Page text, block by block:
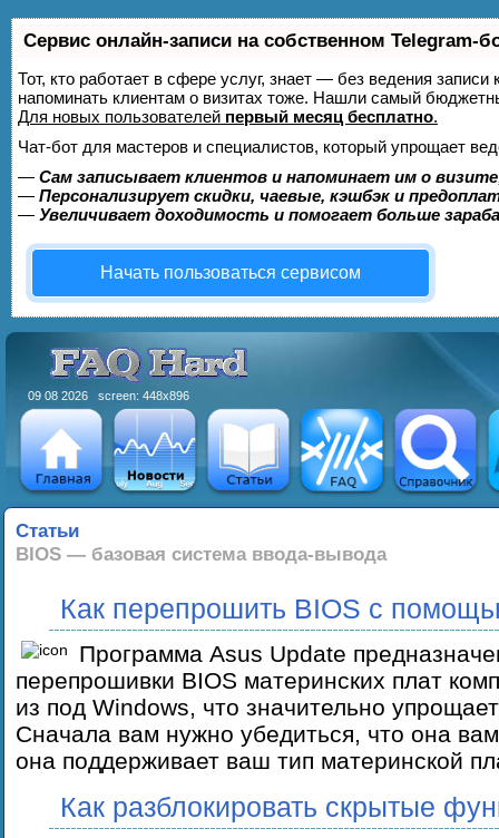
Сервис онлайн-записи на собственном Telegram-
Тот, кто работает в сфере услуг, знает — без ведения
напоминать клиентам о визитах тоже. Нашли самый
Для новых пользователей первый месяц бесплатно.
Чат-бот для мастеров и специалистов, который упрощает
— Сам записывает клиентов и напоминает им о
— Персонализирует скидки, чаевые, кэшбэк и
— Увеличивает доходимость и помогает больше
Начать пользоваться сервисом
09 08 2026 screen: 448x896
Статьи
BIOS — базовая система ввода-вывода
Как перепрошить BIOS с
Программа Asus Update
перепрошивки BIOS материнских плат
из под Windows, что значительно
Сначала вам нужно убедиться, что она
она поддерживает ваш тип материнской
Как разблокировать скрытые